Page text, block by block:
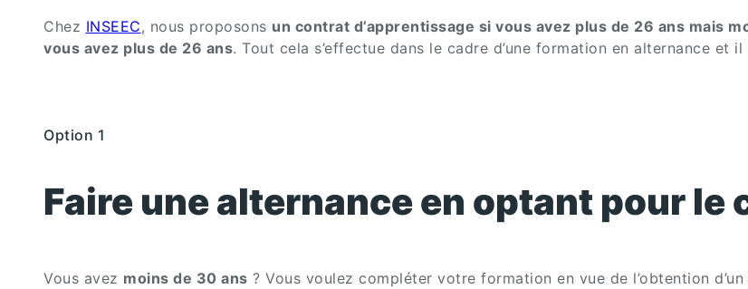
Chez INSEEC, nous proposons un contrat d’apprentissage si vous avez plus de 26 ans mais
vous avez plus de 26 ans. Tout cela s’effectue dans le cadre d’une formation en alternance et
Option 1
Faire une alternance en optant pour le
Vous avez moins de 30 ans ? Vous voulez compléter votre formation en vue de l’obtention